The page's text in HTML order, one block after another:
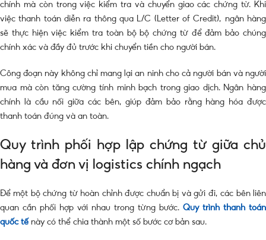
chính mà còn trong việc kiểm tra và chuyển giao các chứng từ. Khi
việc thanh toán diễn ra thông qua L/C (Letter of Credit), ngân hàng
sẽ thực hiện việc kiểm tra toàn bộ bộ chứng từ để đảm bảo chúng
chính xác và đầy đủ trước khi chuyển tiền cho người bán.
Công đoạn này không chỉ mang lại an ninh cho cả người bán và người
mua mà còn tăng cường tính minh bạch trong giao dịch. Ngân hàng
chính là cầu nối giữa các bên, giúp đảm bảo rằng hàng hóa được
thanh toán đúng và an toàn.
Quy trình phối hợp lập chứng từ giữa chủ
hàng và đơn vị logistics chính ngạch
Để một bộ chứng từ hoàn chỉnh được chuẩn bị và gửi đi, các bên liên
quan cần phối hợp với nhau trong từng bước. Quy trình thanh toán
quốc tế này có thể chia thành một số bước cơ bản sau.